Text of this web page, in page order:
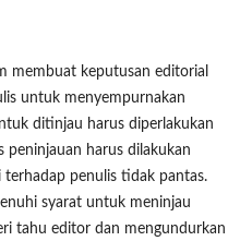
membuat keputusan editorial
untuk menyempurnakan
ditinjau harus diperlakukan
peninjauan harus dilakukan
penulis tidak pantas.
syarat untuk meninjau
tahu editor dan mengundurkan